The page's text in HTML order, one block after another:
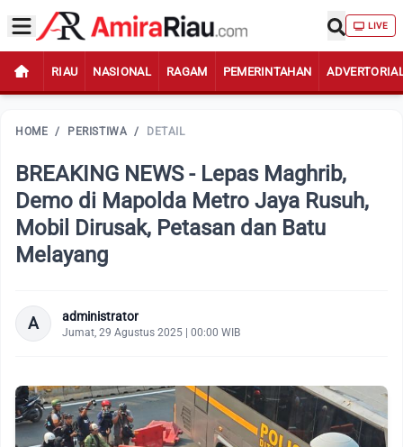
LIVE
RIAU NASIONAL RAGAM PEMERINTAHAN
HOME / PERISTIWA / DETAIL
BREAKING NEWS - Lepas Maghrib,
Demo di Mapolda Metro Jaya Rusuh,
Mobil Dirusak, Petasan dan Batu
Melayang
A administrator
Jumat, 29 Agustus 2025 | 00:00 WIB